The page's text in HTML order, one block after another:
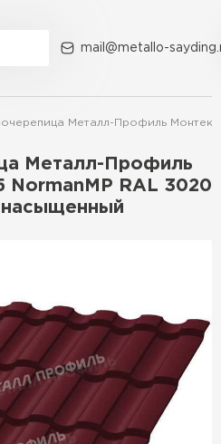
mail@metallo-
Металл-Профиль
Металл-Профиль
NormanMP RAL 3020
насыщенный
О компании Контакты